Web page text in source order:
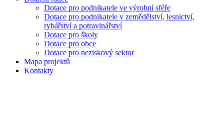
Dotace pro podnikatele ve výrobní sféře
Dotace pro podnikatele v zemědělství, lesnictví,
rybářství a potravinářství
Dotace pro školy
Dotace pro obce
Dotace pro neziskový sektor
Mapa projektů
Kontakty